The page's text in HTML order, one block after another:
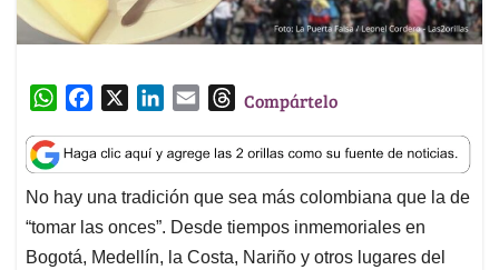
W
a
t
s
A
p
c
e
b
o
o
n
k
e
d
a
i
l
T
r
e
a
d
s
Compártelo
No hay una tradición que sea más colombiana que la de
“tomar las onces”. Desde tiempos inmemoriales en
Bogotá, Medellín, la Costa, Nariño y otros lugares del